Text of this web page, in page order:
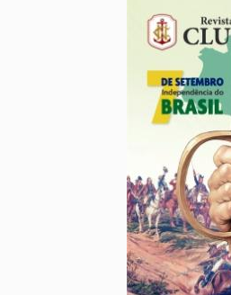
Imagem